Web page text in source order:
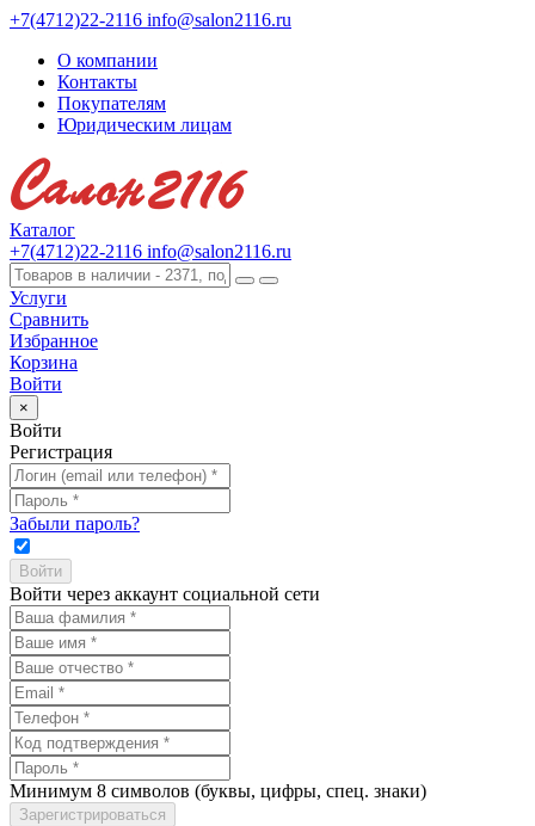
+7(4712)22-2116 info@salon2116.ru
О компании
Контакты
Покупателям
Юридическим лицам
Каталог
+7(4712)22-2116 info@salon2116.ru
Услуги
Сравнить
Избранное
Корзина
Войти
×
Войти
Регистрация
Забыли пароль?
Войти через аккаунт социальной сети
Минимум 8 символов (буквы, цифры, спец. знаки)